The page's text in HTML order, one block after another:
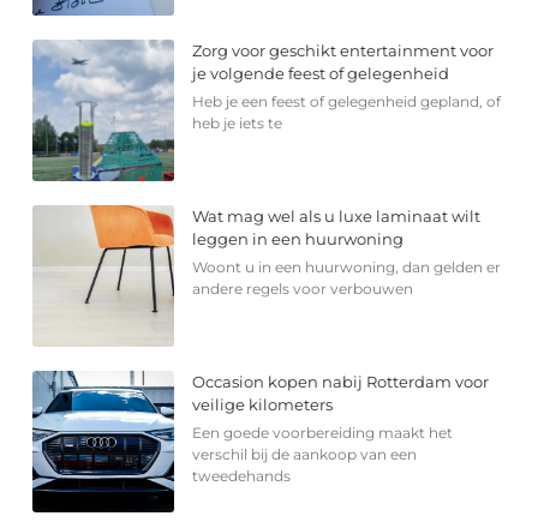
Zorg voor geschikt entertainment voor
je volgende feest of gelegenheid
Heb je een feest of gelegenheid gepland, of
heb je iets te
Wat mag wel als u luxe laminaat wilt
leggen in een huurwoning
Woont u in een huurwoning, dan gelden er
andere regels voor verbouwen
Occasion kopen nabij Rotterdam voor
veilige kilometers
Een goede voorbereiding maakt het
verschil bij de aankoop van een
tweedehands